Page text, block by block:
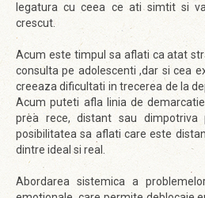
legatura cu ceea ce ati simtit si
crescut.
Acum este timpul sa aflati ca atat
consulta pe adolescenti ,dar si cea
creeaza dificultati in trecerea de la
Acum puteti afla linia de
prea rece, distant sau dimpotriva
posibilitatea sa aflati care este
dintre ideal si real.
Abordarea sistemica a